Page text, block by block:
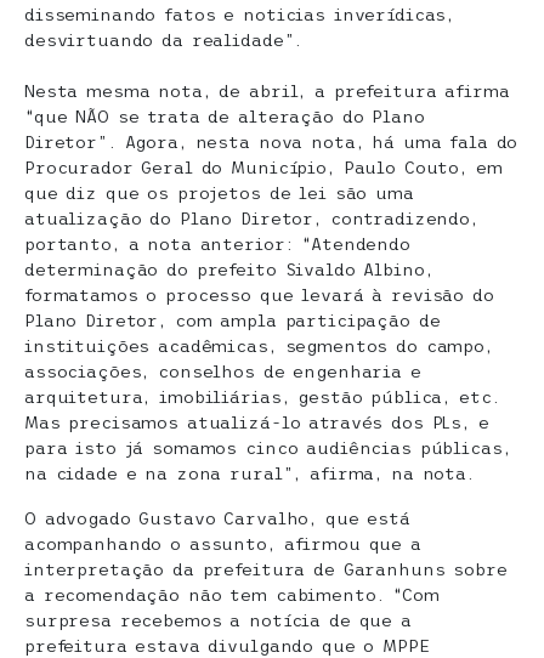
disseminando fatos e noticias inverídicas,
desvirtuando da realidade”.
Nesta mesma nota, de abril, a prefeitura afirma
“que NÃO se trata de alteração do Plano
Diretor”. Agora, nesta nova nota, há uma fala do
Procurador Geral do Município, Paulo Couto, em
que diz que os projetos de lei são uma
atualização do Plano Diretor, contradizendo,
portanto, a nota anterior: “Atendendo
determinação do prefeito Sivaldo Albino,
formatamos o processo que levará à revisão do
Plano Diretor, com ampla participação de
instituições acadêmicas, segmentos do campo,
associações, conselhos de engenharia e
arquitetura, imobiliárias, gestão pública, etc.
Mas precisamos atualizá-lo através dos PLs, e
para isto já somamos cinco audiências públicas,
na cidade e na zona rural”, afirma, na nota.
O advogado Gustavo Carvalho, que está
acompanhando o assunto, afirmou que a
interpretação da prefeitura de Garanhuns sobre
a recomendação não tem cabimento. “Com
surpresa recebemos a notícia de que a
prefeitura estava divulgando que o MPPE